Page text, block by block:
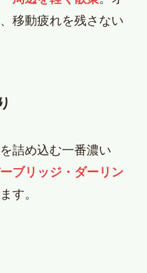
移動疲れを残さない
詰め込む一番濃い
ブリッジ・ダーリン
す。